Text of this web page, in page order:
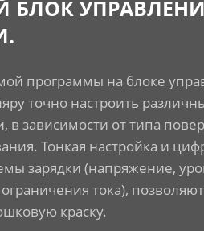
БЛОК
программы на блоке
точно настроить
в зависимости от типа
Тонкая настройка и
зарядки (напряжение,
тока),
краску.